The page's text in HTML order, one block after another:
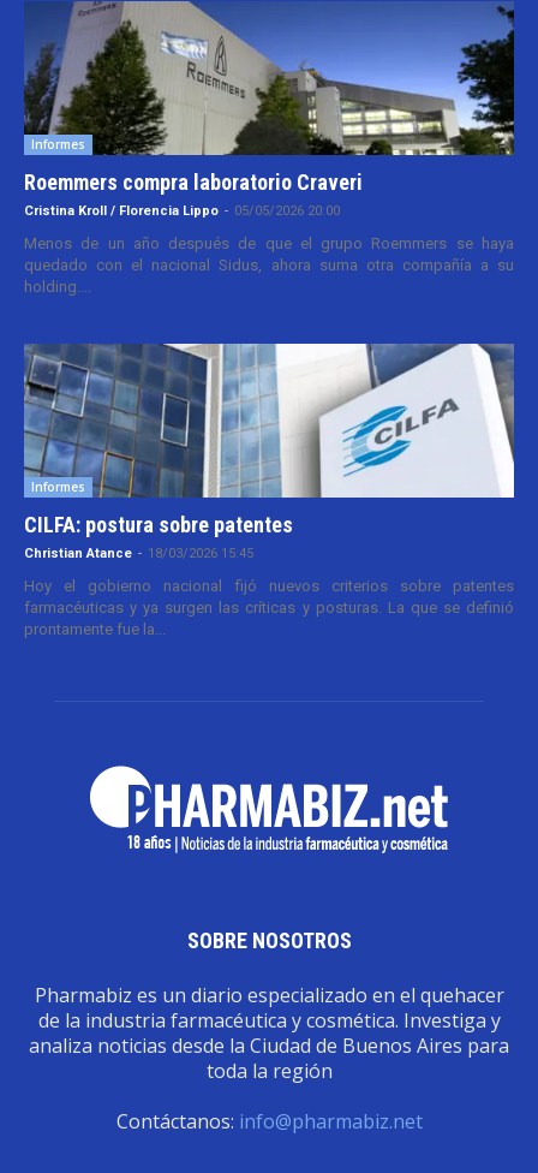
Informes
Roemmers compra laboratorio Craveri
Cristina Kroll / Florencia Lippo - 05/05/2026 20:00
Menos de un año después de que el grupo Roemmers se haya
quedado con el nacional Sidus, ahora suma otra compañía a su
holding....
Informes
CILFA: postura sobre patentes
Christian Atance - 18/03/2026 15:45
Hoy el gobierno nacional fijó nuevos criterios sobre patentes
farmacéuticas y ya surgen las críticas y posturas. La que se definió
prontamente fue la...
SOBRE NOSOTROS
Pharmabiz es un diario especializado en el quehacer
de la industria farmacéutica y cosmética. Investiga y
analiza noticias desde la Ciudad de Buenos Aires para
toda la región
Contáctanos: info@pharmabiz.net